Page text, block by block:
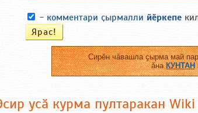
- комментари ҫырмалли йӗркепе
Сирӗн чӑвашла ҫырма май
ӑнаКУНТАН
усӑ курма пултаракан Wiki